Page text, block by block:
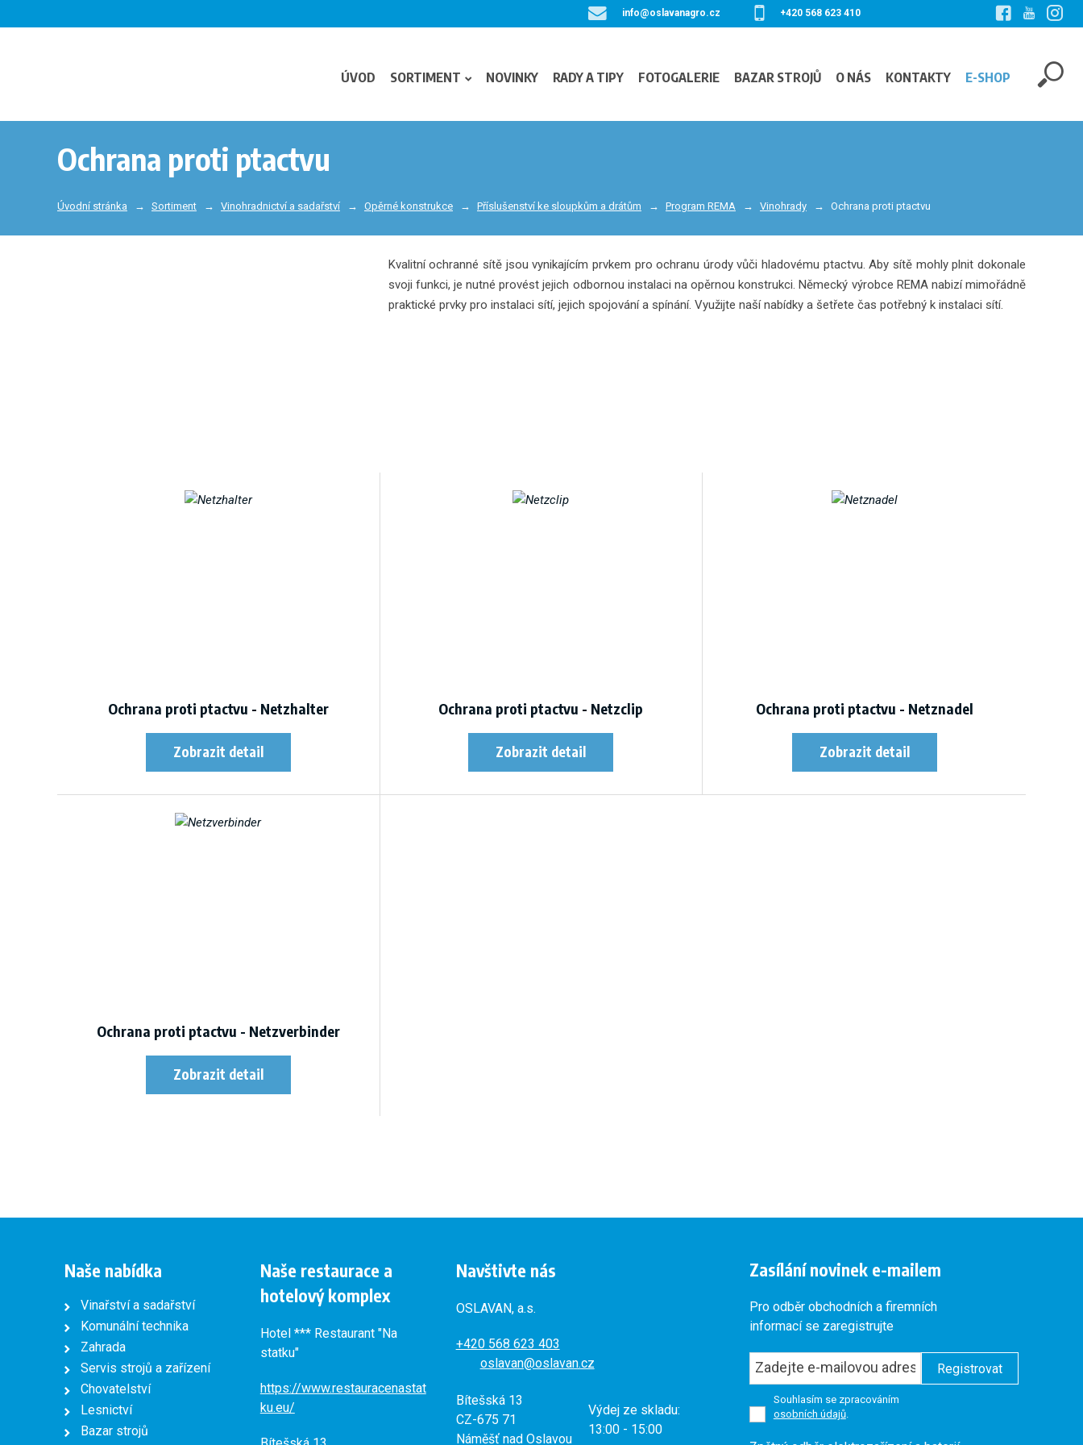
info@oslavanagro.cz +420 568 623 410
ÚVOD SORTIMENT NOVINKY RADY A TIPY FOTOGALERIE BAZAR STROJŮ O NÁS KONTAKTY E-SHOP
Ochrana proti ptactvu
Úvodní stránka Sortiment Vinohradnictví a sadařství Opěrné konstrukce Příslušenství ke sloupkům a drátům Program REMA Vinohrady Ochrana proti ptactvu
Kvalitní ochranné sítě jsou vynikajícím prvkem pro ochranu úrody vůči hladovému ptactvu. Aby sítě mohly plnit dokonale
svoji funkci, je nutné provést jejich odbornou instalaci na opěrnou konstrukci. Německý výrobce REMA nabizí mimořádně
praktické prvky pro instalaci sítí, jejich spojování a spínání. Využijte naší nabídky a šetřete čas potřebný k instalaci sítí.
Ochrana proti ptactvu - Netzhalter Ochrana proti ptactvu - Netzclip Ochrana proti ptactvu - Netznadel
Ochrana proti ptactvu - Netzverbinder
Naše nabídka
Vinařství a sadařství
Komunální technika
Zahrada
Servis strojů a zařízení
Chovatelství
Lesnictví
Bazar strojů
Naše restaurace a
hotelový komplex
Hotel *** Restaurant "Na
statku"
https://www.restauracenastat
ku.eu/
Navštivte nás
OSLAVAN, a.s.
+420 568 623 403
oslavan@oslavan.cz
Bítešská 13
CZ-675 71
Náměšť nad Oslavou
Výdej ze skladu:
13:00 - 15:00
Zasílání novinek e-mailem
Pro odběr obchodních a firemních
informací se zaregistrujte
Souhlasím se zpracováním
osobních údajů.
Registrovat